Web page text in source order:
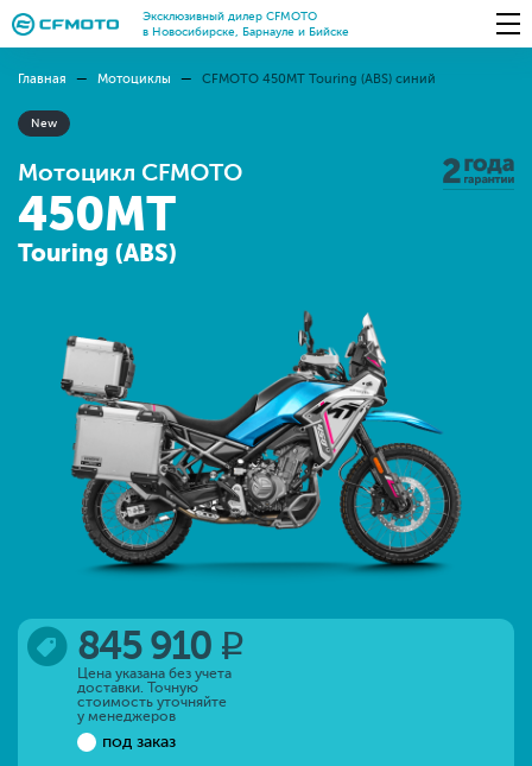
Эксклюзивный дилер CFMOTO
в Новосибирске, Барнауле и Бийске
Главная Мотоциклы CFMOTO 450MT Touring (ABS) синий
New
Мотоцикл CFMOTO
450MT
Touring (ABS)
845 910 q
Цена указана без учета
доставки. Точную
стоимость уточняйте
у менеджеров
под заказ